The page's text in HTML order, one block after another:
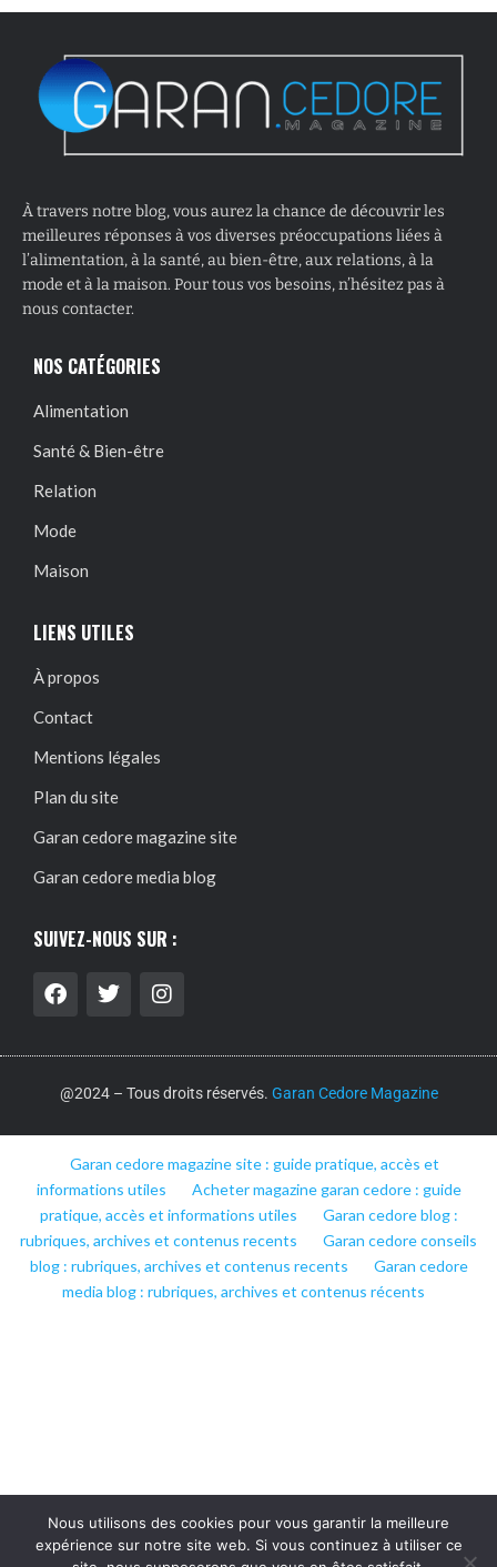
À travers notre blog, vous aurez la chance de découvrir les
meilleures réponses à vos diverses préoccupations liées à
l’alimentation, à la santé, au bien-être, aux relations, à la
mode et à la maison. Pour tous vos besoins, n’hésitez pas à
nous contacter.
NOS CATÉGORIES
Alimentation
Santé & Bien-être
Relation
Mode
Maison
LIENS UTILES
À propos
Contact
Mentions légales
Plan du site
Garan cedore magazine site
Garan cedore media blog
SUIVEZ-NOUS SUR :
@2024 – Tous droits réservés. Garan Cedore Magazine
Garan cedore magazine site : guide pratique, accès et
informations utiles
Acheter magazine garan cedore : guide
pratique, accès et informations utiles
Garan cedore blog :
rubriques, archives et contenus recents
Garan cedore conseils
blog : rubriques, archives et contenus recents
Garan cedore
media blog : rubriques, archives et contenus récents
Nous utilisons des cookies pour vous garantir la meilleure
expérience sur notre site web. Si vous continuez à utiliser ce